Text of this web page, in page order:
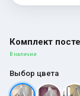
Комплект
В наличии
Выбор цвета